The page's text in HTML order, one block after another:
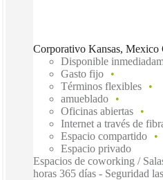
Corporativo Kansas, Mexico
Disponible
Gasto fijo
Términos flexibles
amueblado
Oficinas abiertas
Internet a través de
Espacio compartido
Espacio privado
Espacios de coworking /
horas 365 días - Seguridad